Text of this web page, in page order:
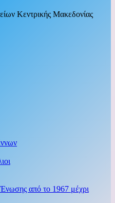
Κεντρικής Μακεδονίας
από το 1967 μέχρι